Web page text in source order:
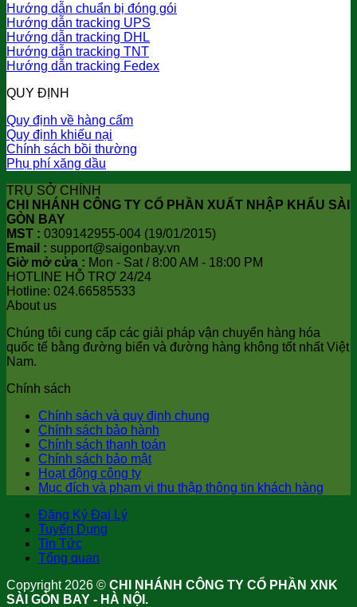
Hướng dẫn chuẩn bị đóng gói
Hướng dẫn tracking UPS
Hướng dẫn tracking DHL
Hướng dẫn tracking TNT
Hướng dẫn tracking Fedex
QUY ĐỊNH
Quy định về hàng cấm
Quy định khiếu nại
Chính sách bồi thường
Phụ phí xăng dầu
TRỤ SỞ CHÍNH
CHI NHÁNH CÔNG TY CỔ PHẦN XUẤT NHẬP KHẨU SÀI
GÒN BAY
MST : 0309142955-004 (19/01/2015)
Email : support@saigonbay.vn
Giờ mở cửa : Mon - Sat / 8:00 AM - 18:00 PM
HOTLINE HỖ TRỢ 24/24
Hotline: 024.66585533
About us
Chúng tôi cung cấp các giải pháp vận chuyển hàng hóa
quốc tế bằng đường biển và đường hàng không tốt nhất Việt
Nam.
Chính sách
Chính sách và quy định chung
Chính sách bảo hành
Chính sách thanh toán
Chính sách bảo mật
Hoạt động công ty
Mục đích và phạm vi thu thập thông tin khách hàng
Đăng Ký Đại Lý
Tuyển Dụng
Tin Tức
Tổng quan
Copyright 2026 © CHI NHÁNH CÔNG TY CỔ PHẦN XNK
SÀI GÒN BAY - HÀ NỘI.